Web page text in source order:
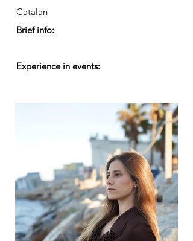
Catalan
Brief info:
Experience in events: